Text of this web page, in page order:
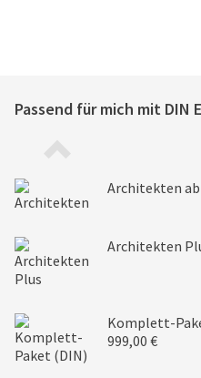
Passend für mich mit DIN
Architekten
Architekten
Komplett-
999,00 €